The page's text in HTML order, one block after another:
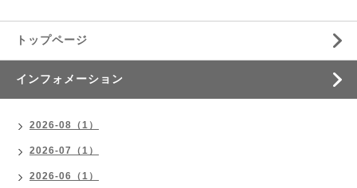
トップページ
インフォメーション
2026-08（1）
2026-07（1）
2026-06（1）